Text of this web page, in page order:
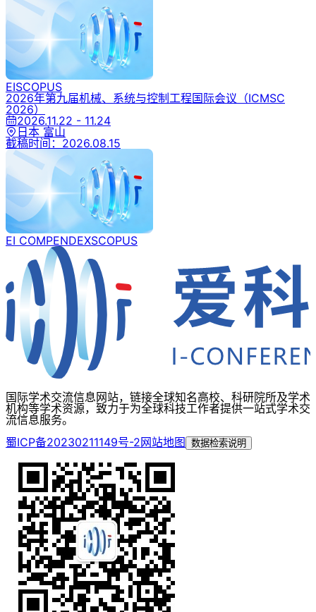
EISCOPUS
2026年第九届机械、系统与控制工程国际会议 （ICMSC
2026）
2026.11.22 - 11.24
日本 富山
截稿时间： 2026.08.15
EI COMPENDEXSCOPUS
国际学术交流信息网站，链接全球知名高校、科研院所及学术
机构等学术资源，致力于为全球科技工作者提供一站式学术交
流信息服务。
蜀ICP备20230211149号-2网站地图 数据检索说明